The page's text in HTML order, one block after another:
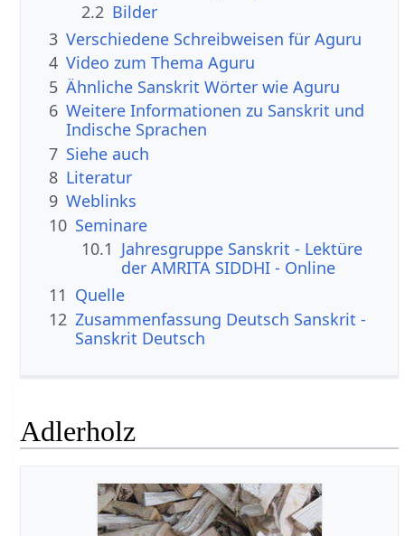
2.2 Bilder
3 Verschiedene Schreibweisen für Aguru
4 Video zum Thema Aguru
5 Ähnliche Sanskrit Wörter wie Aguru
6 Weitere Informationen zu Sanskrit und
Indische Sprachen
7 Siehe auch
8 Literatur
9 Weblinks
10 Seminare
10.1 Jahresgruppe Sanskrit - Lektüre
der AMRITA SIDDHI - Online
11 Quelle
12 Zusammenfassung Deutsch Sanskrit -
Sanskrit Deutsch
Adlerholz